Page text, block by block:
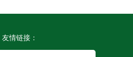
友情链接：